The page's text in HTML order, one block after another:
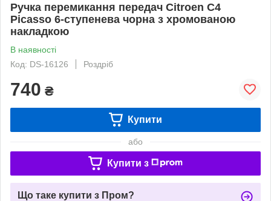
Ручка перемикання передач Citroen C4
Picasso 6-ступенева чорна з хромованою
накладкою
В наявності
Код: DS-16126
Роздріб
740 ₴
Купити
або
Купити з
Що таке купити з Пром?